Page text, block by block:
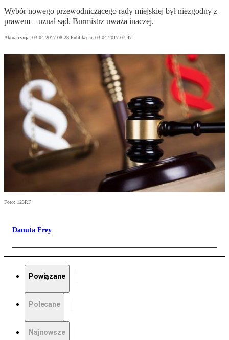
Wybór nowego przewodniczącego rady miejskiej był niezgodny z
prawem – uznał sąd. Burmistrz uważa inaczej.
Aktualizacja: 03.04.2017 08:28 Publikacja: 03.04.2017 07:47
Foto: 123RF
Danuta Frey
Powiązane
Polecane
Najnowsze